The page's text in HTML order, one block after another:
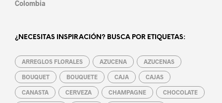
Colombia
¿NECESITAS INSPIRACIÓN? BUSCA POR ETIQUETAS:
ARREGLOS FLORALES AZUCENA AZUCENAS
BOUQUET BOUQUETE CAJA CAJAS
CANASTA CERVEZA CHAMPAGNE CHOCOLATE